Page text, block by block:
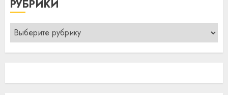
РУБРИКИ
Рубрики